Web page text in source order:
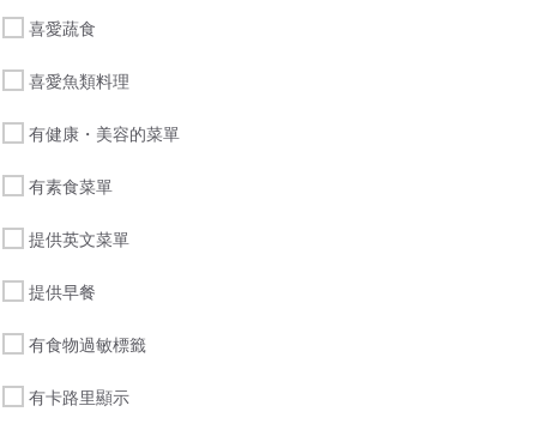
喜愛蔬食
喜愛魚類料理
有健康・美容的菜單
有素食菜單
提供英文菜單
提供早餐
有食物過敏標籤
有卡路里顯示